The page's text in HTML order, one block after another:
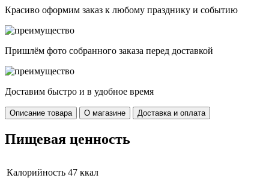
Красиво оформим заказ к любому празднику и событию
Пришлём фото собранного заказа перед доставкой
Доставим быстро и в удобное время
Описание товара О магазине Доставка и оплата
Пищевая ценность
Калорийность 47 ккал